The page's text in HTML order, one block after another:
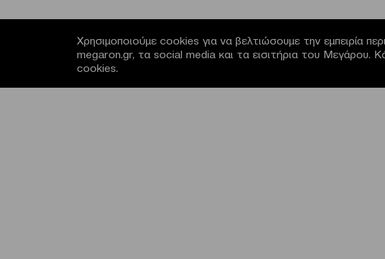
Χρησιμοποιούμε cookies για να βελτιώσουμε την εμπειρία
megaron.gr, τα social media και τα εισιτήρια του Μεγάρου.
cookies.